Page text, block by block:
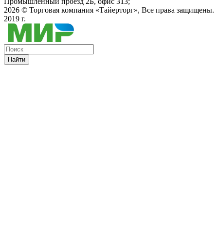
2026 © Торговая компания «Тайерторг», Все права защищены.
2019 г.
Найти